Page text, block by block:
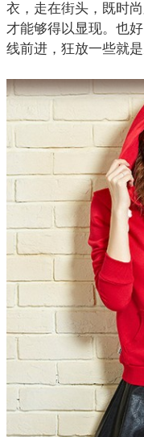
衣，走在街头，既时
才能够得以显现。也
线前进，狂放一些就是